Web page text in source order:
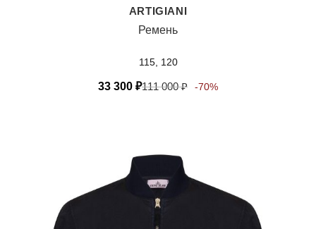
ARTIGIANI
Ремень
115, 120
33 300 ₽111 000₽ -70%